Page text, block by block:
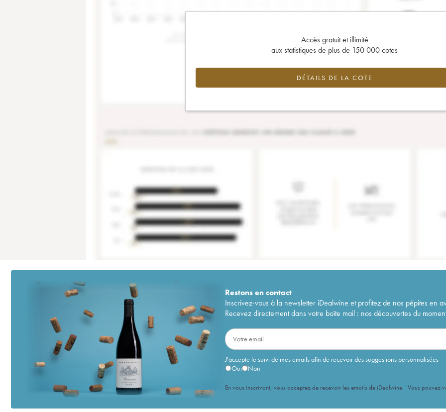
Accès gratuit et illimité
aux statistiques de plus de 150 000 cotes
DÉTAILS DE LA COTE
Restons encontact
Inscrivez-vous à la newsletter iDealwine et profitez de nos pépites en
Recevez directement dans votre boîte mail : nos découvertes du
J'accepte le suivi de mes emails afin de recevoir des suggestions personnalisées
Oui
Non
En vous inscrivant, vous acceptez de recevoir les emails de iDealwine. Vous pouvez